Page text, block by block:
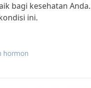
bagi kesehatan
ini.
hormon